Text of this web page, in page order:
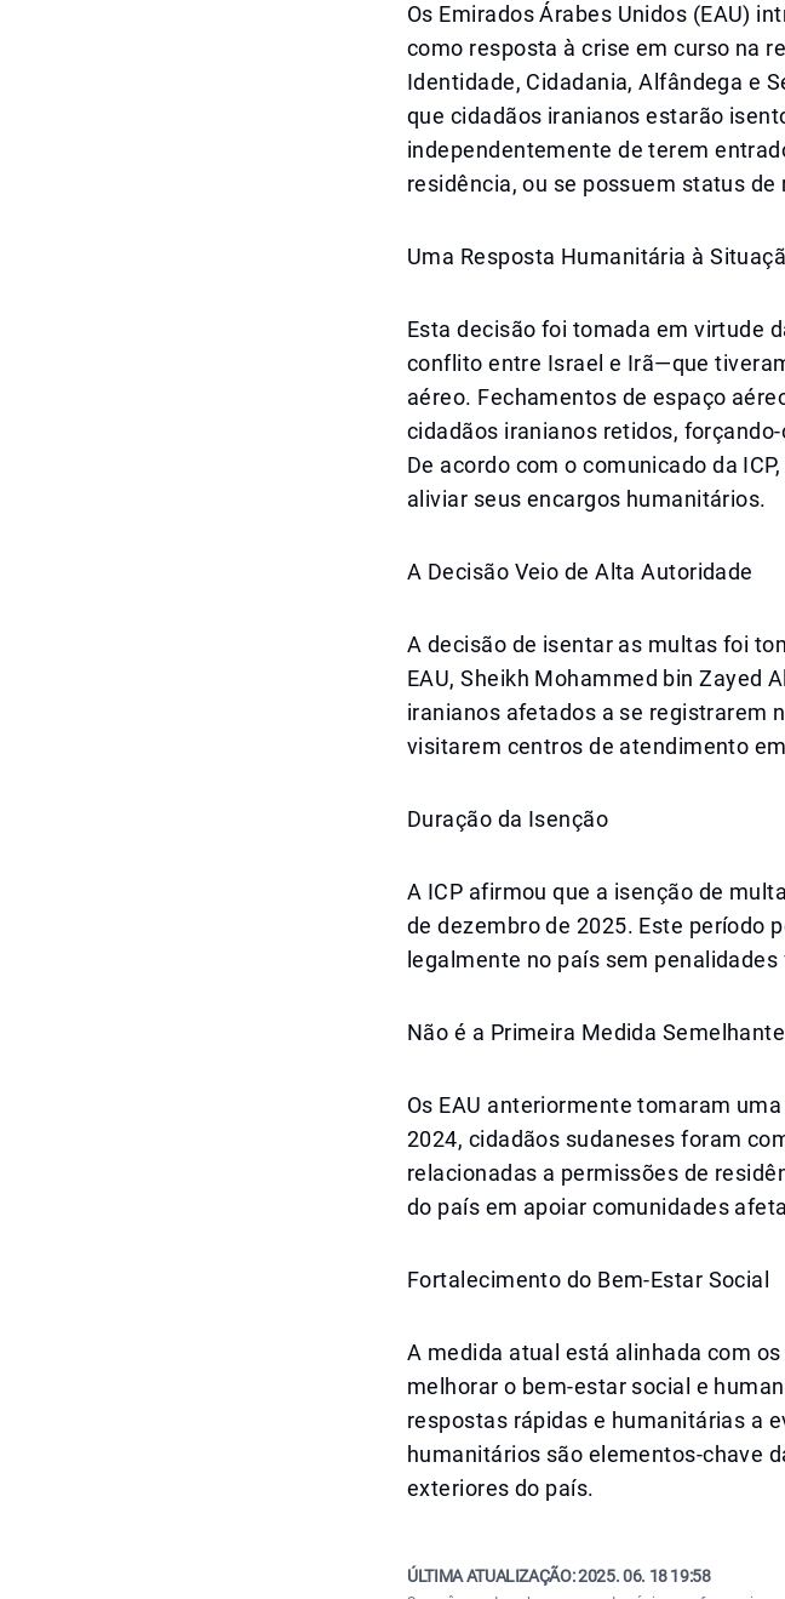
Os Emirados Árabes Unidos (EAU)
como resposta à crise em curso na
Identidade, Cidadania, Alfândega e
que cidadãos iranianos estarão
independentemente de terem
residência, ou se possuem status de
Uma Resposta Humanitária à
Esta decisão foi tomada em virtude
conflito entre Israel e Irã—que
aéreo. Fechamentos de espaço
cidadãos iranianos retidos,
De acordo com o comunicado da
aliviar seus encargos humanitários.
A Decisão Veio de Alta Autoridade
A decisão de isentar as multas foi
EAU, Sheikh Mohammed bin Zayed
iranianos afetados a se registrarem
visitarem centros de atendimento
Duração da Isenção
A ICP afirmou que a isenção de
de dezembro de 2025. Este período
legalmente no país sem
Não é a Primeira Medida Semelhante
Os EAU anteriormente tomaram
2024, cidadãos sudaneses foram
relacionadas a permissões de
do país em apoiar comunidades
Fortalecimento do Bem-Estar Social
A medida atual está alinhada com
melhorar o bem-estar social e
respostas rápidas e humanitárias a
humanitários são elementos-chave
exteriores do país.
ÚLTIMA ATUALIZAÇÃO:2025. 06. 18 19:58